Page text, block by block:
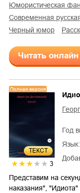
юмористическая
современная
черный юмор
Читать онлайн
ТЕКСТ
Полная версия
3
Год
Язык:
Представим на
наказания",